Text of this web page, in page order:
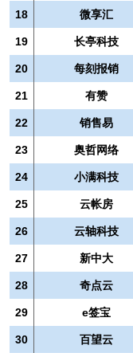
18 微享汇
19 长亭科技
20 每刻报销
21 有赞
22 销售易
23 奥哲网络
24 小满科技
25 云帐房
26 云轴科技
27 新中大
28 奇点云
29 e签宝
30 百望云